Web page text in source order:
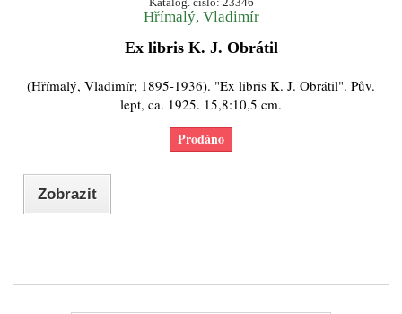
Hřímalý, Vladimír
Ex libris K. J. Obrátil
(Hřímalý, Vladimír; 1895-1936). "Ex libris K. J. Obrátil". Pův.
lept, ca. 1925. 15,8:10,5 cm.
Prodáno
Zobrazit